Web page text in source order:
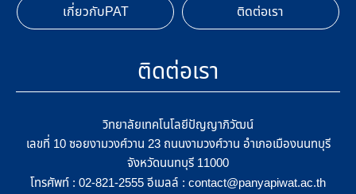
เกี่ยวกับPAT ติดต่อเรา
ติดต่อเรา
วิทยาลัยเทคโนโลยีปัญญาภิวัฒน์
เลขที่ 10 ซอยงามวงศ์วาน 23 ถนนงามวงศ์วาน อำเภอเมืองนนทบุรี
จังหวัดนนทบุรี 11000
โทรศัพท์ : 02-821-2555 อีเมลล์ : contact@panyapiwat.ac.th